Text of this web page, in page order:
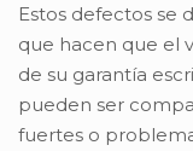
Estos defectos se
que hacen que el
de su garantía
pueden ser
fuertes o